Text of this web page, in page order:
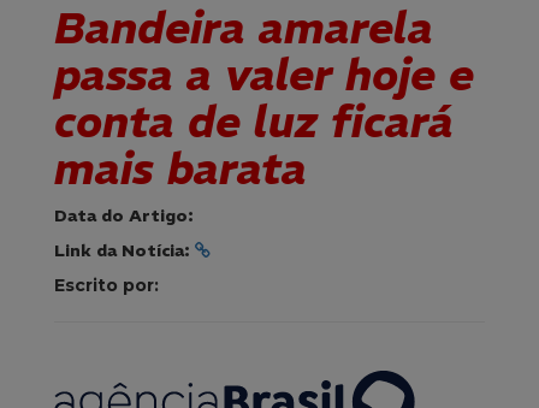
Bandeira amarela
passa a valer hoje e
conta de luz ficará
mais barata
Data do Artigo:
Link da Notícia:
Escrito por: